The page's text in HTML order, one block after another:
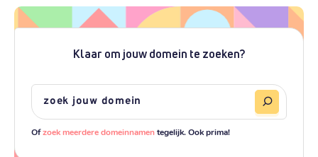
Klaar om jouw domein te zoeken?
Ofzoek meerdere domeinnamentegelijk. Ook prima!